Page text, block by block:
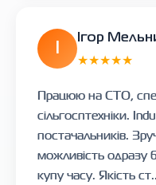
Ігор
★★★★★
Працюю на СТО,
сільгосптехніки.
постачальників.
можливість одразу
купу часу. Якість